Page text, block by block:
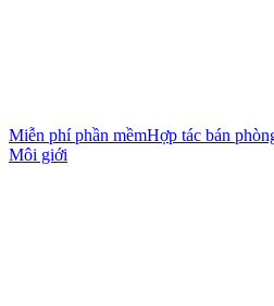
Miễn phí phần mềmHợp tác bán
Môi giới